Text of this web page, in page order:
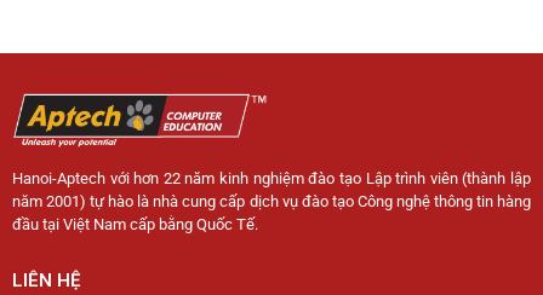
Hanoi-Aptech với hơn 22 năm kinh nghiệm đào tạo Lập trình viên (thành lập
năm 2001) tự hào là nhà cung cấp dịch vụ đào tạo Công nghệ thông tin hàng
đầu tại Việt Nam cấp bằng Quốc Tế.
LIÊN HỆ